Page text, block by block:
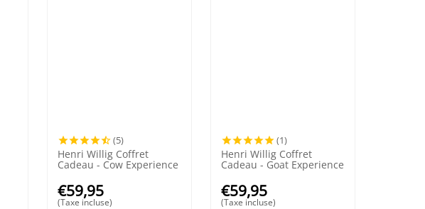
(5)
Henri Willig Coffret
Cadeau - Cow Experience
€59,95
(Taxe incluse)
(1)
Henri Willig Coffret
Cadeau - Goat Experience
€59,95
(Taxe incluse)